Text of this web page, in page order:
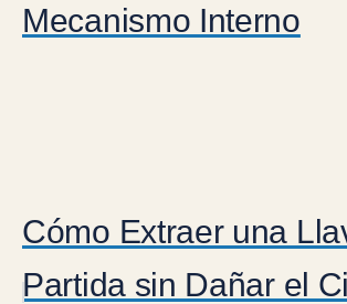
Mecanismo Interno
Cómo Extraer una
Partida sin Dañar el